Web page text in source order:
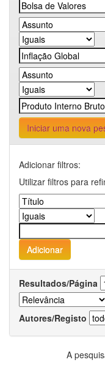
Iniciar uma nova
Adicionar filtros:
Utilizar filtros para
Resultados/Página
Autores/Registo
A